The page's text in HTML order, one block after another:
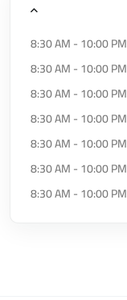
8:30 AM - 10:00 PM
8:30 AM - 10:00 PM
8:30 AM - 10:00 PM
8:30 AM - 10:00 PM
8:30 AM - 10:00 PM
8:30 AM - 10:00 PM
8:30 AM - 10:00 PM